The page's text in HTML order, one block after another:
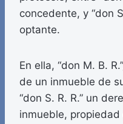
concedente, y “don
optante.
En ella, “don M. B.
de un inmueble de
“don S. R. R.” un
inmueble,